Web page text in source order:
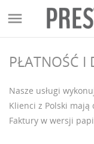

PŁATNOŚĆ I
Nasze usługi
Klienci z Polski
Faktury w wersji